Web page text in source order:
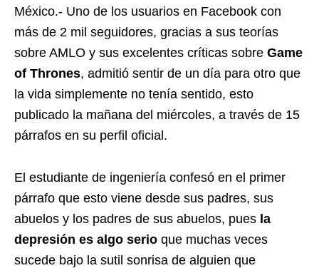
México.- Uno de los usuarios en Facebook con
más de 2 mil seguidores, gracias a sus teorías
sobre AMLO y sus excelentes críticas sobre Game
of Thrones, admitió sentir de un día para otro que
la vida simplemente no tenía sentido, esto
publicado la mañana del miércoles, a través de 15
párrafos en su perfil oficial.
El estudiante de ingeniería confesó en el primer
párrafo que esto viene desde sus padres, sus
abuelos y los padres de sus abuelos, pues la
depresión es algo serio que muchas veces
sucede bajo la sutil sonrisa de alguien que